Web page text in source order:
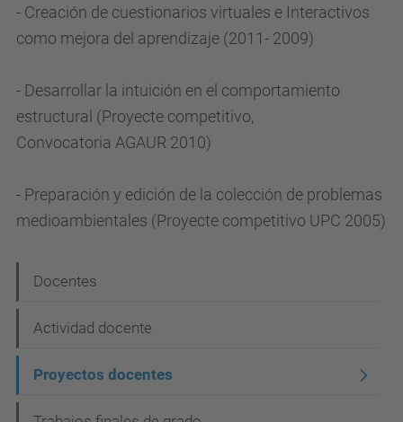
- Creación de cuestionarios virtuales e Interactivos
como mejora del aprendizaje (2011- 2009)
- Desarrollar la intuición en el comportamiento
estructural (Proyecte competitivo,
Convocatoria AGAUR 2010)
- Preparación y edición de la colección de problemas
medioambientales (Proyecte competitivo UPC 2005)
a
v
g
Docentes
Actividad docente
Proyectos docentes